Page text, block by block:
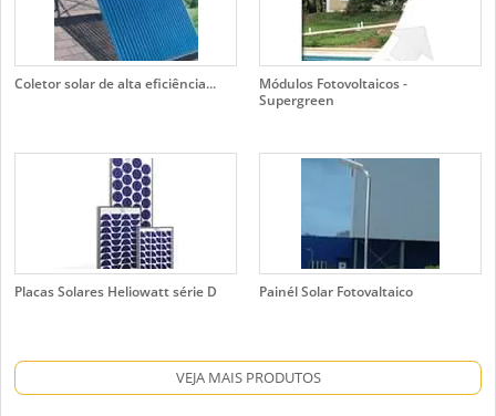
Coletor solar de alta eficiência...
Módulos Fotovoltaicos -
Supergreen
Placas Solares Heliowatt série D Painél Solar Fotovaltaico
VEJA MAIS PRODUTOS